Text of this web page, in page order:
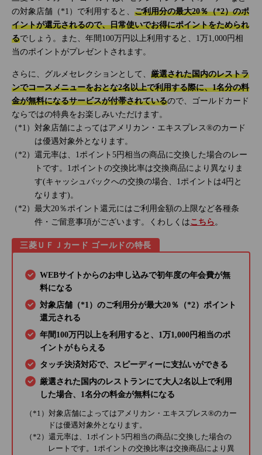
の対象店舗（*1）で利用すると、 ご利用分の最大20％（*2）のポ
イントが還元されるので、日常使いでお得にポイントをためられ
るでしょう。また、年間100万円以上利用すると、1万1,000円相
当のポイントがプレゼントされます。
さらに、グルメセレクションとして、 厳選された国内のレストラ
ンでコースメニューをおとな2名以上で利用する際に、1名分の料
金が無料になるサービスが付帯されているので、ゴールドカード
ならではの特典をお楽しみいただけます。
対象店舗によってはアメリカン・エキスプレス®のカード
は優遇対象外となります。
還元率は、1ポイント5円相当の商品に交換した場合のレー
トです。1ポイントの交換比率は交換商品により異なりま
す(キャッシュバックへの交換の場合、1ポイントは4円と
なります)。
最大20％ポイント還元にはご利用金額の上限など各種条
件・ご留意事項がございます。くわしくはこちら 。
三菱ＵＦＪカード ゴールドの特長
WEBサイトからのお申し込みで初年度の年会費が無
料になる
対象店舗（*1）のご利用分が最大20％（*2）ポイント
還元される
年間100万円以上を利用すると、1万1,000円相当のポ
イントがもらえる
タッチ決済対応で、スピーディーに支払いができる
厳選された国内のレストランにて大人2名以上で利用
した場合、1名分の料金が無料になる
（*1）対象店舗によってはアメリカン・エキスプレス®のカー
ドは優遇対象外となります。
（*2）還元率は、1ポイント5円相当の商品に交換した場合の
レートです。1ポイントの交換比率は交換商品により異